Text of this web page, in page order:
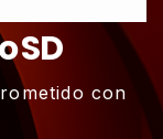
SD
con